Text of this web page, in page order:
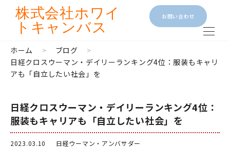
株式会社ホワイ
トキャンバス
お問い合わせ
ホーム > ブログ
>
日経クロスウーマン・デイリーランキング4位：服装もキャリ
アも「自立したい社会」を
日経クロスウーマン・デイリーランキング4位：
服装もキャリアも「自立したい社会」を
2023.03.10 日経ウーマン・アンバサダー